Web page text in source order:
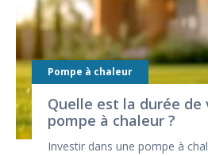
Pompe à chaleur
Quelle est la durée de
pompe à chaleur ?
Investir dans une pompe à